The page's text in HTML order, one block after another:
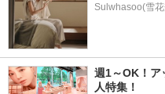
Sulwhasoo(雪
週1～OK！
人特集！